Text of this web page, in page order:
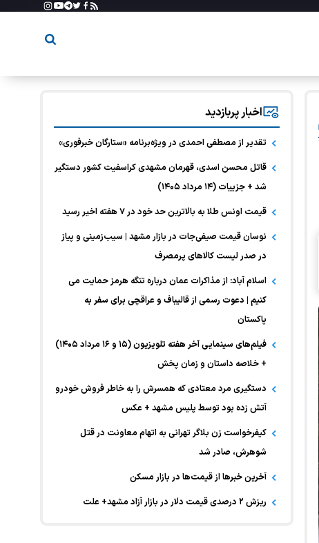
اخبار پربازدید
تقدیر از مصطفی احمدی در ویژه‌برنامه «ستارگان خبرفوری»
قاتل محسن اسدی، قهرمان مشهدی کراسفیت کشور دستگیر
شد + جزییات (۱۴ مرداد ۱۴۰۵)
قیمت اونس طلا به بالاترین حد خود در ۷ هفته اخیر رسید
نوسان قیمت صیفی‌جات در بازار مشهد | سیب‌زمینی و پیاز
در صدر لیست کالا‌های پرمصرف
اسلام آباد: از مذاکرات عمان درباره تنگه هرمز حمایت می
کنیم | دعوت رسمی از قالیباف و عراقچی برای سفر به
پاکستان
فیلم‌های سینمایی آخر هفته تلویزیون (۱۵ و ۱۶ مرداد ۱۴۰۵)
+ خلاصه داستان و زمان پخش
دستگیری مرد معتادی که همسرش را به خاطر فروش خودرو
آتش زده بود توسط پلیس مشهد + عکس
کیفرخواست زن بلاگر تهرانی به اتهام معاونت در قتل
شوهرش، صادر شد
آخرین خبر‌ها از قیمت‌ها در بازار مسکن
ریزش ۲ درصدی قیمت دلار در بازار آزاد مشهد+ علت